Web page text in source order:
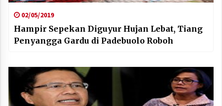
02/05/2019
Hampir Sepekan Diguyur Hujan Lebat, Tiang
Penyangga Gardu di Padebuolo Roboh